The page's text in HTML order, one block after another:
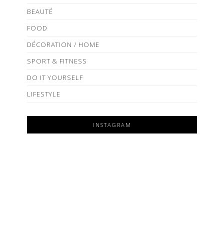
BEAUTÉ
FOOD
DÉCORATION / HOME
SPORT & FITNESS
DO IT YOURSELF
LIFESTYLE
INSTAGRAM